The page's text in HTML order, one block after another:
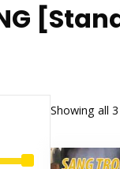
Showing all